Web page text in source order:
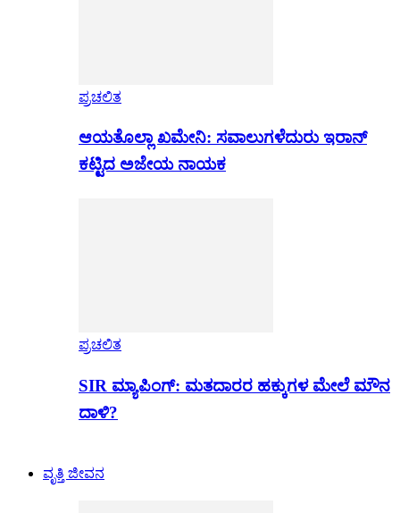
ಪ್ರಚಲಿತ
ಆಯತೊಲ್ಲಾ ಖಮೇನಿ: ಸವಾಲುಗಳೆದುರು ಇರಾನ್
ಕಟ್ಟಿದ ಅಜೇಯ ನಾಯಕ
ಪ್ರಚಲಿತ
SIR ಮ್ಯಾಪಿಂಗ್: ಮತದಾರರ ಹಕ್ಕುಗಳ ಮೇಲೆ ಮೌನ
ದಾಳಿ?
ವೃತ್ತಿ ಜೀವನ